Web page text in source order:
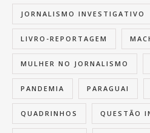
JORNALISMO INVESTIGATIVO
LIVRO-REPORTAGEM
MULHER NO JORNALISMO
PANDEMIA PARAGUAI
QUADRINHOS QUESTÃO